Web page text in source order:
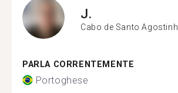
J.
Cabo de Santo
PARLA CORRENTEMENTE
Portoghese